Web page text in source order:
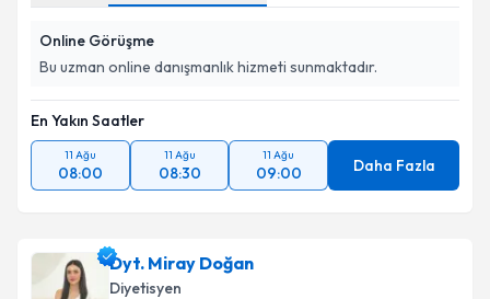
Online Görüşme
Bu uzman online danışmanlık hizmeti sunmaktadır.
En Yakın Saatler
11 Ağu
08:00
11 Ağu
08:30
11 Ağu
09:00 Daha Fazla
Dyt. Miray Doğan
Diyetisyen